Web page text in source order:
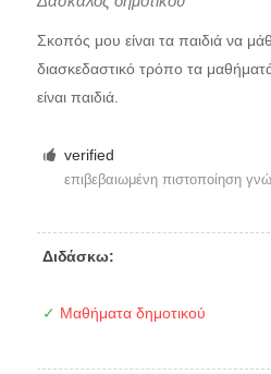
Σκοπός μου είναι τα παιδιά να
διασκεδαστικό τρόπο τα
είναι παιδιά.
verified
επιβεβαιωμένη πιστοποίηση
Διδάσκω:
✓ Μαθήματα δημοτικού